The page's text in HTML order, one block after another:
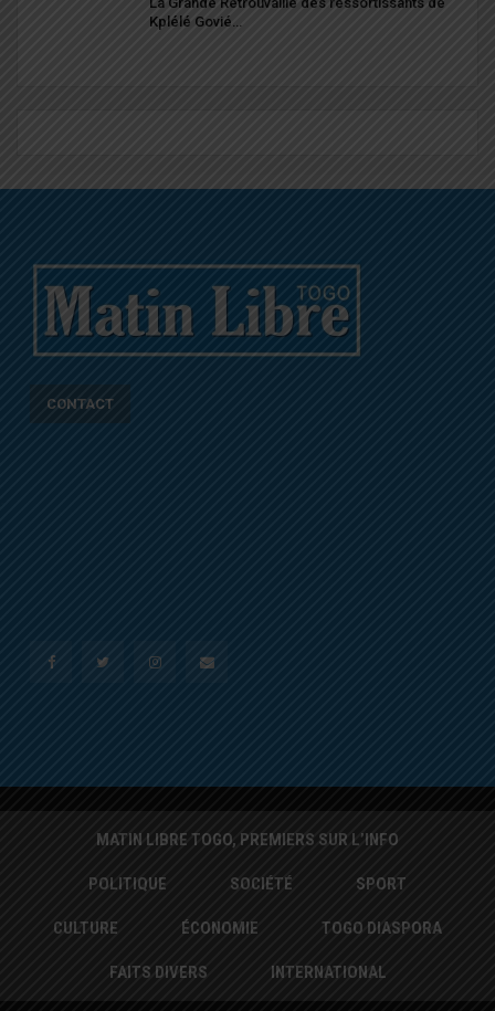
Kplélé Govié…
CONTACT
MATIN LIBRE TOGO, PREMIERS SUR L’INFO
POLITIQUE SOCIÉTÉ SPORT
CULTURE ÉCONOMIE TOGO DIASPORA
FAITS DIVERS INTERNATIONAL